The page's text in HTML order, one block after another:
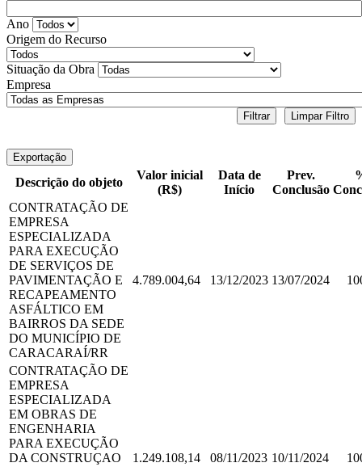
Ano
Origem do Recurso
Situação da Obra
Empresa
Filtrar Limpar Filtro
Exportação
Descrição do objeto
Valor inicial
(R$)
Data de
Início
Prev.
Conclusão
CONTRATAÇÃO DE
EMPRESA
ESPECIALIZADA
PARA EXECUÇÃO
DE SERVIÇOS DE
PAVIMENTAÇÃO E
RECAPEAMENTO
ASFÁLTICO EM
BAIRROS DA SEDE
DO MUNICÍPIO DE
CARACARAÍ/RR
4.789.004,64 13/12/2023 13/07/2024
CONTRATAÇÃO DE
EMPRESA
ESPECIALIZADA
EM OBRAS DE
ENGENHARIA
PARA EXECUÇÃO
DA CONSTRUÇAO
1.249.108,14 08/11/2023 10/11/2024